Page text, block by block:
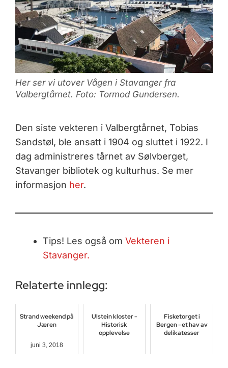
Her ser vi utover Vågen i Stavanger fra
Valbergtårnet. Foto: Tormod Gundersen.
Den siste vekteren i Valbergtårnet, Tobias
Sandstøl, ble ansatt i 1904 og sluttet i 1922. I
dag administreres tårnet av Sølvberget,
Stavanger bibliotek og kulturhus. Se mer
informasjon her.
Tips! Les også om Vekteren i
Stavanger.
Relaterte innlegg:
Strand weekend på
Jæren
juni 3, 2018
Ulstein kloster -
Historisk
opplevelse
Fisketorget i
Bergen - et hav av
delikatesser